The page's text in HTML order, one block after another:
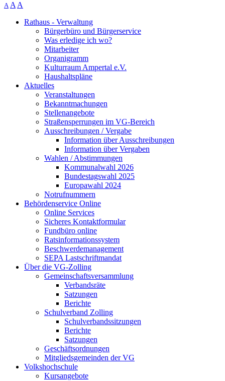
A A A
Rathaus - Verwaltung
Bürgerbüro und Bürgerservice
Was erledige ich wo?
Mitarbeiter
Organigramm
Kulturraum Ampertal e.V.
Haushaltspläne
Aktuelles
Veranstaltungen
Bekanntmachungen
Stellenangebote
Straßensperrungen im VG-Bereich
Ausschreibungen / Vergabe
Information über Ausschreibungen
Information über Vergaben
Wahlen / Abstimmungen
Kommunalwahl 2026
Bundestagswahl 2025
Europawahl 2024
Notrufnummern
Behördenservice Online
Online Services
Sicheres Kontaktformular
Fundbüro online
Ratsinformationssystem
Beschwerdemanagement
SEPA Lastschriftmandat
Über die VG-Zolling
Gemeinschaftsversammlung
Verbandsräte
Satzungen
Berichte
Schulverband Zolling
Schulverbandssitzungen
Berichte
Satzungen
Geschäftsordnungen
Mitgliedsgemeinden der VG
Volkshochschule
Kursangebote